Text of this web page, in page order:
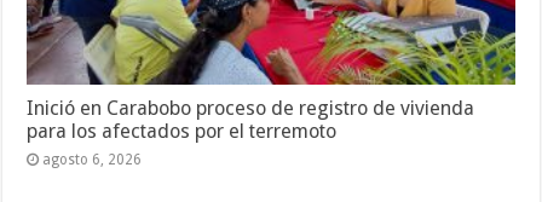
Inició en Carabobo proceso de registro de vivienda
para los afectados por el terremoto
agosto 6, 2026